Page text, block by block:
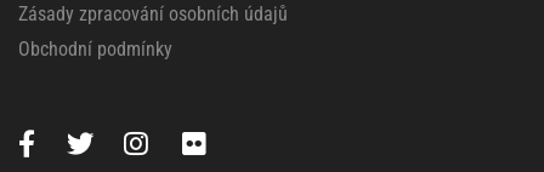
Zásady zpracování osobních údajů
Obchodní podmínky